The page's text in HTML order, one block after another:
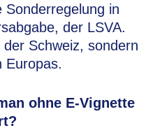
Sonderregelung in
der LSVA.
Schweiz, sondern
Europas.
ohne E-Vignette